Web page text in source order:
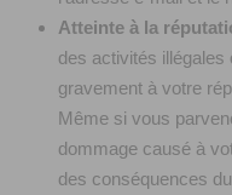
Atteinte à la
des activités illégales
gravement à votre
Même si vous
dommage causé à
des conséquences